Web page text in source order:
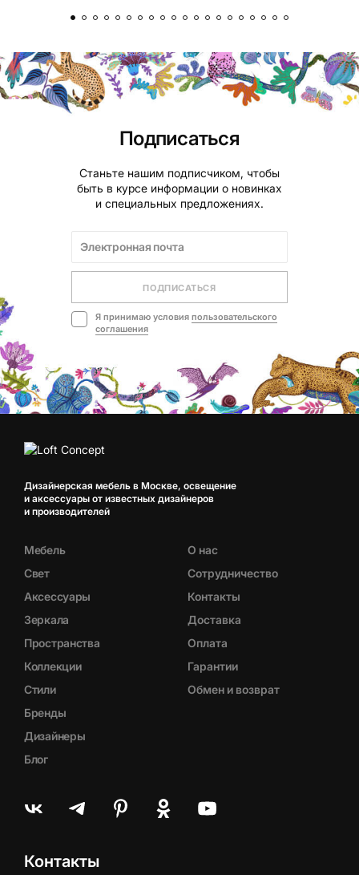
Подписаться
Станьте нашим подписчиком, чтобы
быть в курсе информации о новинках
и специальных предложениях.
ПОДПИСАТЬСЯ
Я принимаю условия пользовательского
соглашения
Дизайнерская мебель в Москве, освещение
и аксессуары от известных дизайнеров
и производителей
Мебель
Свет
Аксессуары
Зеркала
Пространства
Коллекции
Стили
Бренды
Дизайнеры
Блог
О нас
Сотрудничество
Контакты
Доставка
Оплата
Гарантии
Обмен и возврат
Контакты